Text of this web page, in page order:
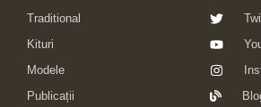
Traditional
Kituri
Modele
Publicații